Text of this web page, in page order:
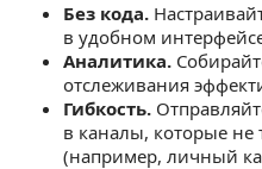
Без кода.
в удобном
Аналитика.
отслеживания
Гибкость.
в каналы, которые не
(например, личный